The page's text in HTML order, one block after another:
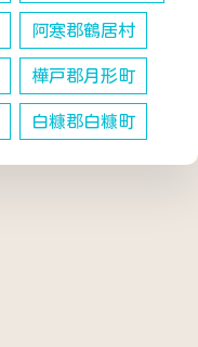
阿寒郡鶴居村
樺戸郡月形町
白糠郡白糠町